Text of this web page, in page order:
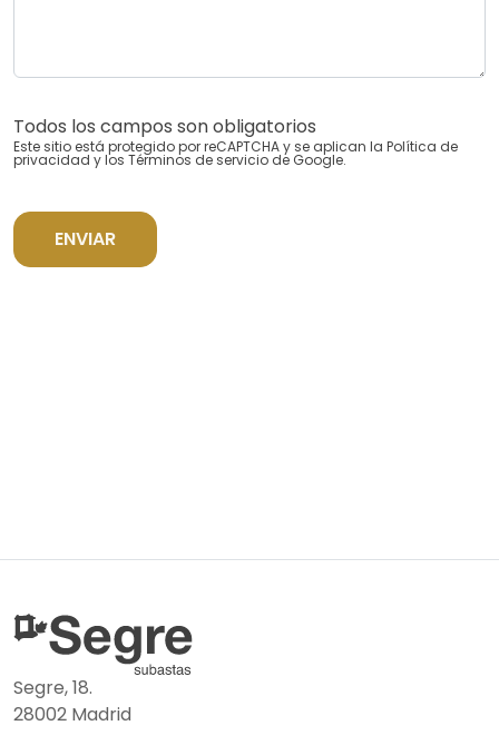
Todos los campos son obligatorios
Este sitio está protegido por reCAPTCHA y se aplican la Política de
privacidad y los Términos de servicio de Google.
ENVIAR
Segre, 18.
28002 Madrid